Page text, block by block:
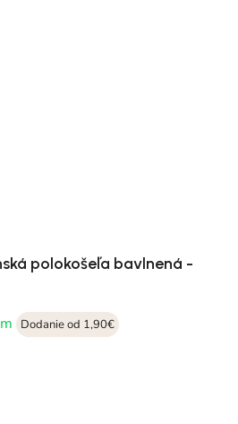
polokošeľa bavlnená -
Dodanie od 1,90€